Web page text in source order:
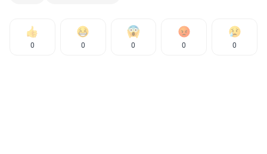
0 0 0 0 0